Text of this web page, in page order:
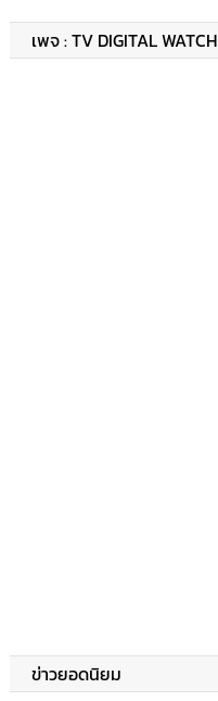
เพจ : TV DIGITAL WATCH
ข่าวยอดนิยม